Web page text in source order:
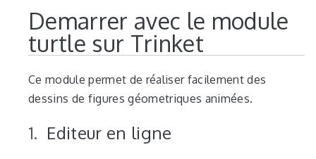
Demarrer avec le module
turtle sur Trinket
Ce module permet de réaliser facilement des
dessins de figures géometriques animées.
Editeur en ligne